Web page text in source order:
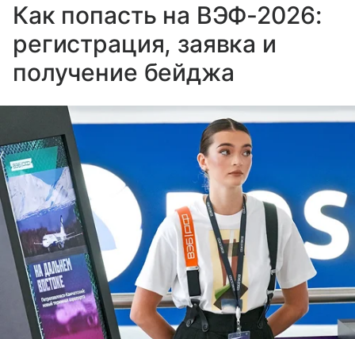
Как попасть на ВЭФ-2026:
регистрация, заявка и
получение бейджа